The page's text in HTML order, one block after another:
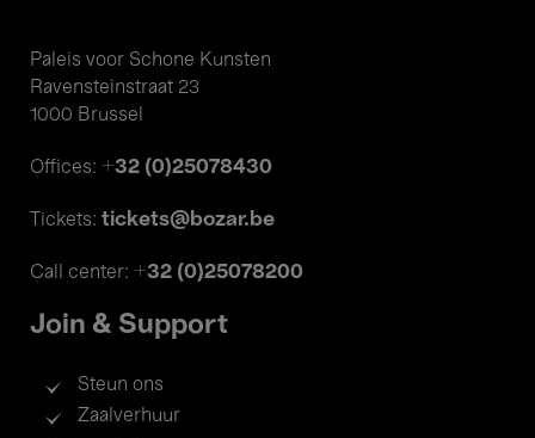
Paleis voor Schone Kunsten
Ravensteinstraat 23
1000 Brussel
Offices: +32 (0)25078430
Tickets: tickets@bozar.be
Call center: +32 (0)25078200
Join & Support
Steun ons
Zaalverhuur